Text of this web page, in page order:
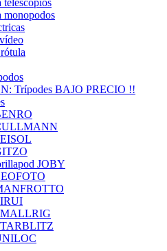
telescopios
monopodos
Trípodes BAJO PRECIO !!
JOBY